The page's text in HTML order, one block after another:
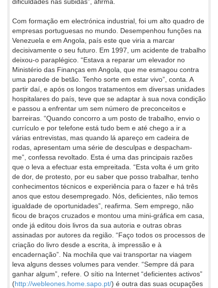
Com formação em electrónica industrial, foi um alto quadro de
empresas portuguesas no mundo. Desempenhou funções na
Venezuela e em Angola, país este que viria a marcar
decisivamente o seu futuro. Em 1997, um acidente de trabalho
deixou-o paraplégico. “Estava a reparar um elevador no
Ministério das Finanças em Angola, que me esmagou contra
uma parede de betão. Tenho sorte em estar vivo”, conta. A
partir daí, e após os longos tratamentos em diversas unidades
hospitalares do país, teve que se adaptar à sua nova condição
e passou a enfrentar um sem número de preconceitos e
barreiras. “Quando concorro a um posto de trabalho, envio o
currículo e por telefone está tudo bem e até chego a ir a
várias entrevistas, mas quando lá apareço em cadeira de
rodas, apresentam uma série de desculpas e despacham-
me”, confessa revoltado. Esta é uma das principais razões
que o leva a efectuar esta empreitada. “Esta volta é um grito
de dor, de protesto, por eu saber que posso trabalhar, tenho
conhecimentos técnicos e experiência para o fazer e há três
anos que estou desempregado. Nós, deficientes, não temos
igualdade de oportunidades”, reafirma. Sem emprego, não
ficou de braços cruzados e montou uma mini-gráfica em casa,
onde já editou dois livros da sua autoria e outras obras
assinadas por autores da região. “Faço todos os processos de
criação do livro desde a escrita, à impressão e à
encadernação”. Na mochila que vai transportar na viagem
leva alguns desses volumes para vender. “Sempre dá para
ganhar algum”, refere. O sítio na Internet “deficientes activos”
(http://webleones.home.sapo.pt/) é outra das suas ocupações